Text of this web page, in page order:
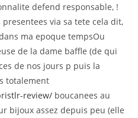
defend responsable, !
via sa tete cela dit,
ma epoque tempsOu
de la dame baffle (de qui
de nos jours p puis la
totalement
review/ boucanees au
bijoux assez depuis peu (elle